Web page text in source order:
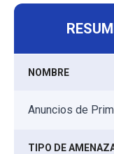
NOMBRE
Anuncios de
TIPO DE